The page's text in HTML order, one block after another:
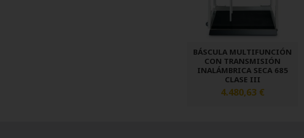
BÁSCULA MULTIFUNCIÓN
CON TRANSMISIÓN
INALÁMBRICA SECA 685
CLASE III
4.480,63 €